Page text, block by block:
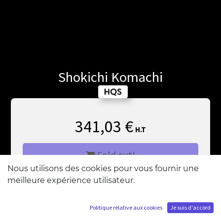
Shokichi Komachi
341,03 € H.T
Sold out!
M'ajouter à la liste d'attente
Nous utilisons des cookies pour vous fournir une
meilleure expérience utilisateur.
Politique relative aux cookies Je suis d'accord